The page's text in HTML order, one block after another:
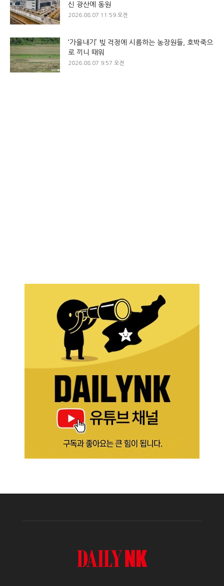
신 광산에 동원
2026.08.07 11:59 오전
‘가을내기’ 빚 걱정에 시름하는 농장원들, 호박죽으
로 끼니 때워
2026.08.07 9:57 오전